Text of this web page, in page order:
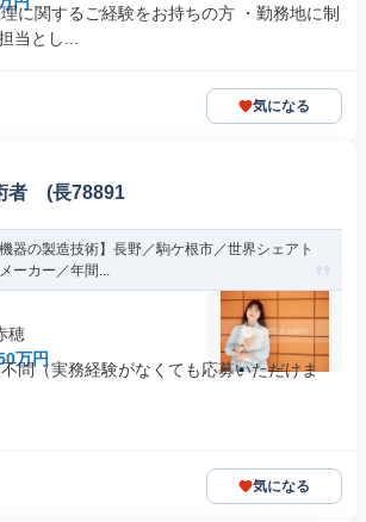
に関するご経験をお持ちの方 ・勤務地に制
当とし...
気になる
者 (長78891
器の製造技術】長野／駒ケ根市／世界シェアト
ーカー／年間...
穂
万円
問（実務経験がなくても応募いただけま
気になる